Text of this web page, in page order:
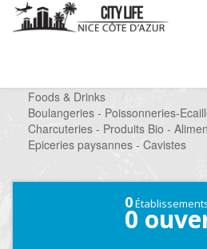
Foods & Drinks
/
Boulangeries - Poissonneries-
Charcuteries - Produits Bio -
Epiceries paysannes - Cavistes
0
0